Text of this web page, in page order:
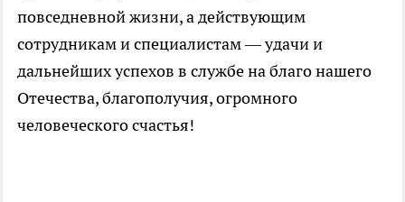
повседневной жизни, а действующим
сотрудникам и специалистам — удачи и
дальнейших успехов в службе на благо нашего
Отечества, благополучия, огромного
человеческого счастья!